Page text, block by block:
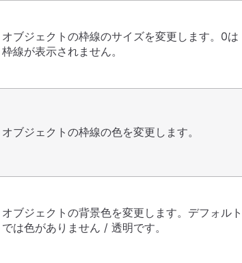
オブジェクトの枠線のサイズを変更します。0は
枠線が表示されません。
オブジェクトの枠線の色を変更します。
オブジェクトの背景色を変更します。デフォルト
では色がありません / 透明です。